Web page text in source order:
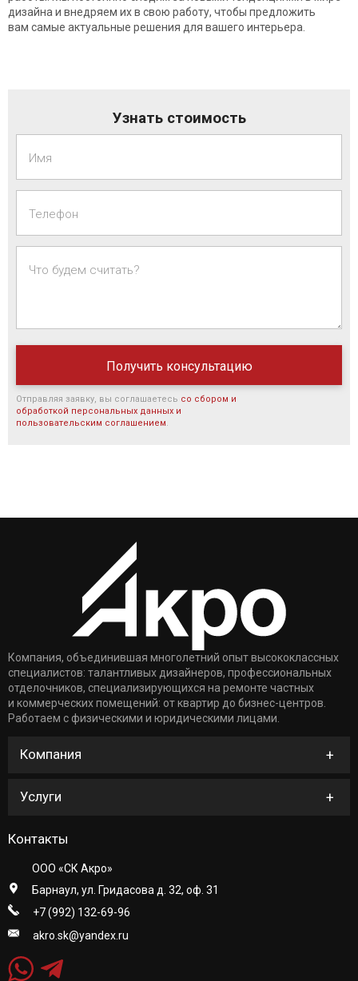
дизайна и внедряем их в свою работу, чтобы предложить
вам самые актуальные решения для вашего интерьера.
Узнать стоимость
Имя
Телефон
Что будем считать?
Отправляя заявку, вы соглашаетесь со сбором и
обработкой персональных данных и
пользовательским соглашением.
Компания, объединившая многолетний опыт высококлассных
специалистов: талантливых дизайнеров, профессиональных
отделочников, специализирующихся на ремонте частных
и коммерческих помещений: от квартир до бизнес-центров.
Работаем с физическими и юридическими лицами.
Компания
Услуги
Контакты
ООО «СК Акро»
Барнаул, ул. Гридасова д. 32, оф. 31
+7 (992) 132-69-96
akro.sk@yandex.ru